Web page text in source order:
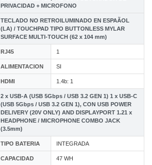
PRIVACIDAD + MICROFONO
TECLADO NO RETROILUMINADO EN ESPAÃOL
(LA) / TOUCHPAD TIPO BUTTONLESS MYLAR
SURFACE MULTI-TOUCH (62 x 104 mm)
RJ45 1
ALIMENTACION SI
HDMI 1.4b: 1
2 x USB-A (USB 5Gbps / USB 3.2 GEN 1) 1 x USB-C
(USB 5Gbps / USB 3.2 GEN 1), CON USB POWER
DELIVERY (20V ONLY) AND DISPLAYPORT 1.21 x
HEADPHONE / MICROPHONE COMBO JACK
(3.5mm)
TIPO BATERIA INTEGRADA
CAPACIDAD 47 WH